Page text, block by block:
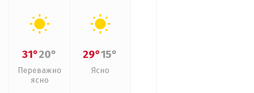
31°20°
Переважно
ясно
29°15°
Ясно